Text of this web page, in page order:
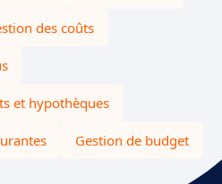
des coûts
et hypothèques
Gestion de budget